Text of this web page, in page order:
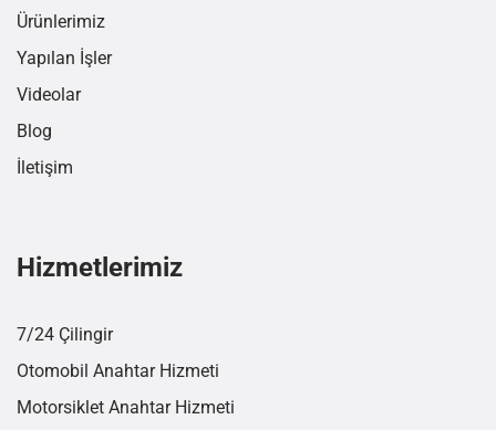
Ürünlerimiz
Yapılan İşler
Videolar
Blog
İletişim
Hizmetlerimiz
7/24 Çilingir
Otomobil Anahtar Hizmeti
Motorsiklet Anahtar Hizmeti